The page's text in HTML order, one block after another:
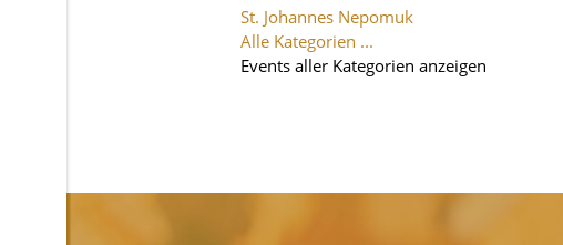
St. Johannes Nepomuk
Alle Kategorien ...
Events aller Kategorien anzeigen